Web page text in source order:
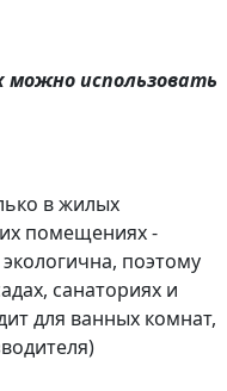
можно использовать
в жилых
помещениях -
поэтому
санаториях и
для ванных комнат,